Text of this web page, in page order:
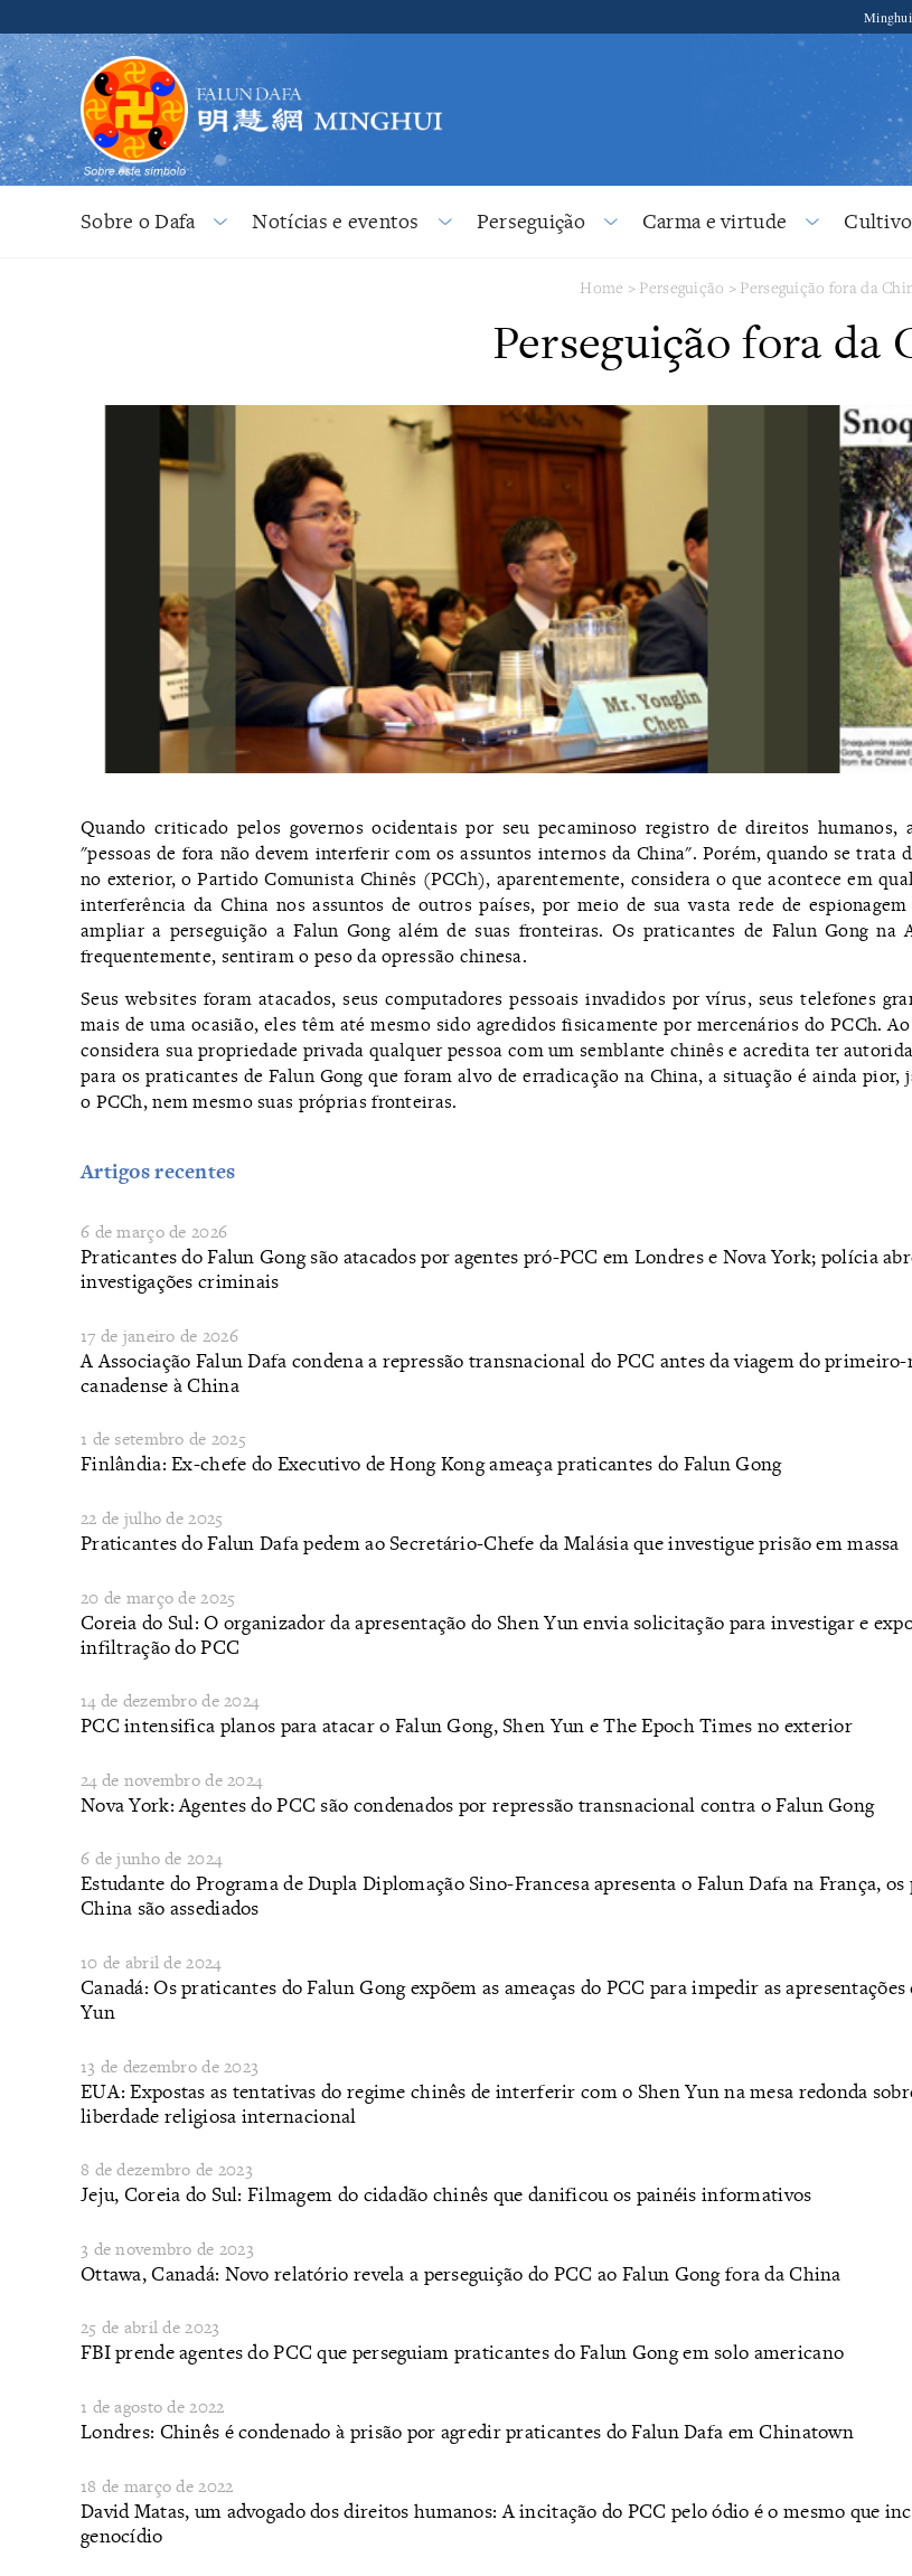
Sobre o Dafa Notícias e eventos Perseguição Carma e virtude Cultivo
Home > Perseguição > Perseguição fora da
Perseguição fora da
Quando criticado pelos governos ocidentais por seu pecaminoso registro de direitos
"pessoas de fora não devem interferir com os assuntos internos da China". Porém, quando se trata
no exterior, o Partido Comunista Chinês (PCCh), aparentemente, considera o que acontece em
interferência da China nos assuntos de outros países, por meio de sua vasta rede de
ampliar a perseguição a Falun Gong além de suas fronteiras. Os praticantes de Falun Gong
frequentemente, sentiram o peso da opressão chinesa.
Seus websites foram atacados, seus computadores pessoais invadidos por vírus, seus telefones
mais de uma ocasião, eles têm até mesmo sido agredidos fisicamente por mercenários do PCCh.
considera sua propriedade privada qualquer pessoa com um semblante chinês e acredita ter
para os praticantes de Falun Gong que foram alvo de erradicação na China, a situação é ainda
o PCCh, nem mesmo suas próprias fronteiras.
Artigos recentes
6 de março de 2026
Praticantes do Falun Gong são atacados por agentes pró-PCC em Londres e Nova York; polícia
investigações criminais
17 de janeiro de 2026
​A Associação Falun Dafa condena a repressão transnacional do PCC antes da viagem do
canadense à China
1 de setembro de 2025
​Finlândia: Ex-chefe do Executivo de Hong Kong ameaça praticantes do Falun Gong
22 de julho de 2025
​Praticantes do Falun Dafa pedem ao Secretário-Chefe da Malásia que investigue prisão em massa
20 de março de 2025
​Coreia do Sul: O organizador da apresentação do Shen Yun envia solicitação para investigar e
infiltração do PCC
14 de dezembro de 2024
​PCC intensifica planos para atacar o Falun Gong, Shen Yun e The Epoch Times no exterior
24 de novembro de 2024
Nova York: Agentes do PCC são condenados por repressão transnacional contra o Falun Gong
6 de junho de 2024
​Estudante do Programa de Dupla Diplomação Sino-Francesa apresenta o Falun Dafa na França, os
China são assediados
10 de abril de 2024
​Canadá: Os praticantes do Falun Gong expõem as ameaças do PCC para impedir as apresentações
Yun
13 de dezembro de 2023
​EUA: Expostas as tentativas do regime chinês de interferir com o Shen Yun na mesa redonda
liberdade religiosa internacional
8 de dezembro de 2023
​Jeju, Coreia do Sul: Filmagem do cidadão chinês que danificou os painéis informativos
3 de novembro de 2023
Ottawa, Canadá: Novo relatório revela a perseguição do PCC ao Falun Gong fora da China
25 de abril de 2023
FBI prende agentes do PCC que perseguiam praticantes do Falun Gong em solo americano
1 de agosto de 2022
Londres: Chinês é condenado à prisão por agredir praticantes do Falun Dafa em Chinatown
18 de março de 2022
​David Matas, um advogado dos direitos humanos: A incitação do PCC pelo ódio é o mesmo que
genocídio